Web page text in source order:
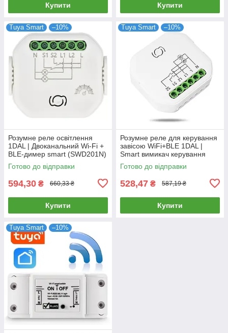
Купити Купити
Tuya Smart –10%
Розумне реле освітлення
1DAL | Двоканальний Wi-Fi +
BLE-димер smart (SWD201N)
Готово до відправки
594,30 ₴ 660,33 ₴
Купити
Tuya Smart –10%
Розумне реле для керування
завісою WiFi+BLE 1DAL |
Smart вимикач керування
шторами (SWС101N)
Готово до відправки
528,47 ₴ 587,19 ₴
Купити
Tuya Smart –10%